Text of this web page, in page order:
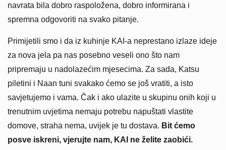
navrata bila dobro raspoložena, dobro informirana i
spremna odgovoriti na svako pitanje.
Primijetili smo i da iz kuhinje KAI-a neprestano izlaze ideje
za nova jela pa nas posebno veseli ono što nam
pripremaju u nadolazećim mjesecima. Za sada, Katsu
piletini i Naan tuni svakako ćemo se još vratiti, a isto
savjetujemo i vama. Čak i ako ulazite u skupinu onih koji u
trenutnim uvjetima nemaju potrebu napuštati vlastite
domove, straha nema, uvijek je tu dostava. Bit ćemo
posve iskreni, vjerujte nam, KAI ne želite zaobići.